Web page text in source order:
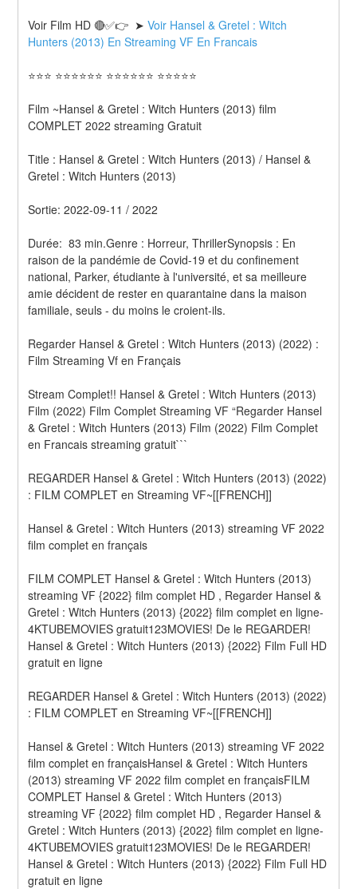
Voir Film HD 🔴✅👉  ➤ Voir Hansel & Gretel : Witch
Hunters (2013) En Streaming VF En Francais
⭐⭐⭐ ⭐⭐⭐⭐⭐⭐ ⭐⭐⭐⭐⭐⭐ ⭐⭐⭐⭐⭐
Film ~Hansel & Gretel : Witch Hunters (2013) film
COMPLET 2022 streaming Gratuit
Title : Hansel & Gretel : Witch Hunters (2013) / Hansel &
Gretel : Witch Hunters (2013)
Sortie: 2022-09-11 / 2022
Durée:  83 min.Genre : Horreur, ThrillerSynopsis : En
raison de la pandémie de Covid-19 et du confinement
national, Parker, étudiante à l'université, et sa meilleure
amie décident de rester en quarantaine dans la maison
familiale, seuls - du moins le croient-ils.
Regarder Hansel & Gretel : Witch Hunters (2013) (2022) :
Film Streaming Vf en Français
Stream Complet!! Hansel & Gretel : Witch Hunters (2013)
Film (2022) Film Complet Streaming VF “Regarder Hansel
& Gretel : Witch Hunters (2013) Film (2022) Film Complet
en Francais streaming gratuit```
REGARDER Hansel & Gretel : Witch Hunters (2013) (2022)
: FILM COMPLET en Streaming VF~[[FRENCH]]
Hansel & Gretel : Witch Hunters (2013) streaming VF 2022
film complet en français
FILM COMPLET Hansel & Gretel : Witch Hunters (2013)
streaming VF {2022} film complet HD , Regarder Hansel &
Gretel : Witch Hunters (2013) {2022} film complet en ligne-
4KTUBEMOVIES gratuit123MOVIES! De le REGARDER!
Hansel & Gretel : Witch Hunters (2013) {2022} Film Full HD
gratuit en ligne
REGARDER Hansel & Gretel : Witch Hunters (2013) (2022)
: FILM COMPLET en Streaming VF~[[FRENCH]]
Hansel & Gretel : Witch Hunters (2013) streaming VF 2022
film complet en françaisHansel & Gretel : Witch Hunters
(2013) streaming VF 2022 film complet en françaisFILM
COMPLET Hansel & Gretel : Witch Hunters (2013)
streaming VF {2022} film complet HD , Regarder Hansel &
Gretel : Witch Hunters (2013) {2022} film complet en ligne-
4KTUBEMOVIES gratuit123MOVIES! De le REGARDER!
Hansel & Gretel : Witch Hunters (2013) {2022} Film Full HD
gratuit en ligne